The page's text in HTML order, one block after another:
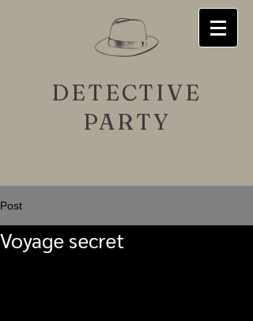
DETECTIVE
PARTY
Post
Voyage secret